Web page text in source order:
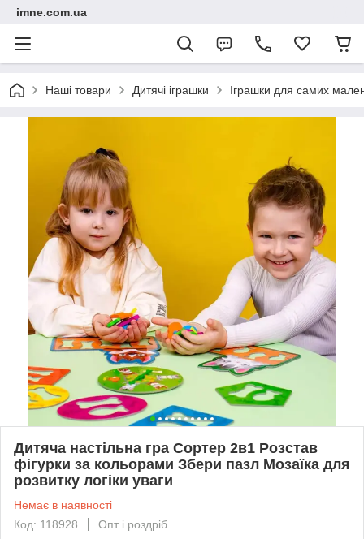
imne.com.ua
Наші товари Дитячі іграшки Іграшки для самих
Дитяча настільна гра Сортер 2в1 Розстав
фігурки за кольорами Збери пазл Мозаїка для
розвитку логіки уваги
Немає в наявності
Код: 118928
Опт і роздріб